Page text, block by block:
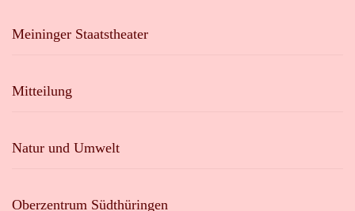
Meininger Staatstheater
Mitteilung
Natur und Umwelt
Oberzentrum Südthüringen